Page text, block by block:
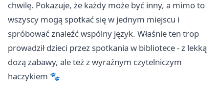
chwilę. Pokazuje, że każdy może być inny, a mimo to
wszyscy mogą spotkać się w jednym miejscu i
spróbować znaleźć wspólny język. Właśnie ten trop
prowadził dzieci przez spotkania w bibliotece - z lekką
dozą zabawy, ale też z wyraźnym czytelniczym
haczykiem 🐾